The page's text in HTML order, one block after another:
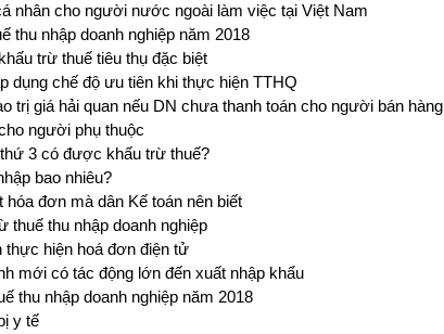
nhân cho người nước ngoài làm việc tại Việt Nam
thu nhập doanh nghiệp năm 2018
trừ thuế tiêu thụ đặc biệt
dụng chế độ ưu tiên khi thực hiện TTHQ
trị giá hải quan nếu DN chưa thanh toán cho người bán hàng
người phụ thuộc
3 có được khấu trừ thuế?
bao nhiêu?
đơn mà dân Kế toán nên biết
thuế thu nhập doanh nghiệp
hiện hoá đơn điện tử
mới có tác động lớn đến xuất nhập khẩu
thu nhập doanh nghiệp năm 2018
y tế